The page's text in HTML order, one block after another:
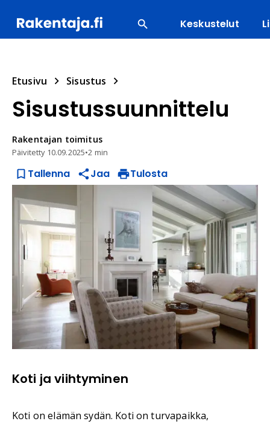
Keskustelut
Etusivu Sisustus
Sisustussuunnittelu
Rakentajan toimitus
Päivitetty 10.09.2025•2 min
Tallenna Jaa Tulosta
Koti ja viihtyminen
Koti on elämän sydän. Koti on turvapaikka,